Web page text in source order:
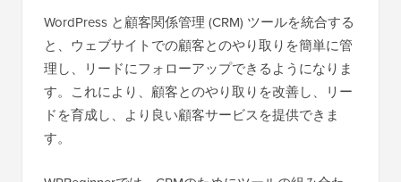
WordPress と顧客関係管理 (CRM) ツールを統合する
と、ウェブサイトでの顧客とのやり取りを簡単に管
理し、リードにフォローアップできるようになりま
す。これにより、顧客とのやり取りを改善し、リー
ドを育成し、より良い顧客サービスを提供できま
す。